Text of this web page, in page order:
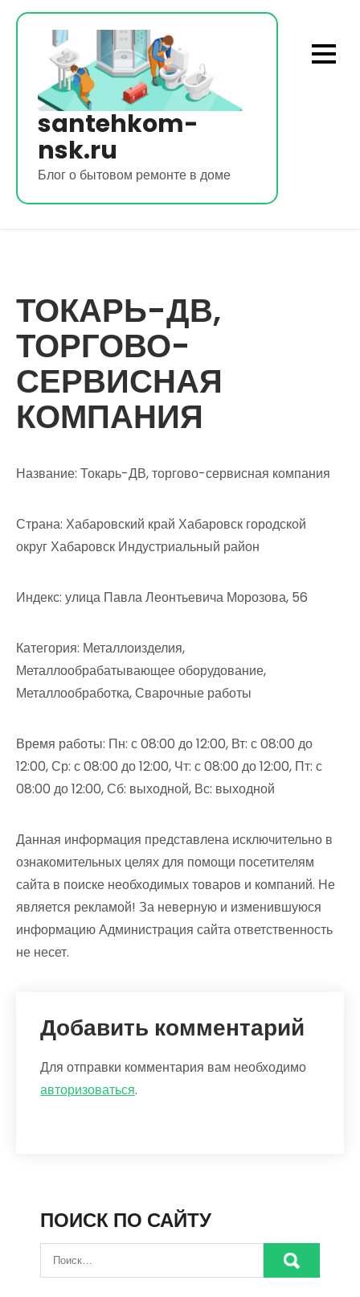
Перейти
содержимому
santehkom-
nsk.ru
Блог о бытовом ремонте в доме
ТОКАРЬ-ДВ,
ТОРГОВО-
СЕРВИСНАЯ
КОМПАНИЯ
Название: Токарь-ДВ, торгово-сервисная компания
Страна: Хабаровский край Хабаровск городской
округ Хабаровск Индустриальный район
Индекс: улица Павла Леонтьевича Морозова, 56
Категория: Металлоизделия,
Металлообрабатывающее оборудование,
Металлообработка, Сварочные работы
Время работы: Пн: с 08:00 до 12:00, Вт: с 08:00 до
12:00, Ср: с 08:00 до 12:00, Чт: с 08:00 до 12:00, Пт: с
08:00 до 12:00, Сб: выходной, Вс: выходной
Данная информация представлена исключительно в
ознакомительных целях для помощи посетителям
сайта в поиске необходимых товаров и компаний. Не
является рекламой! За неверную и изменившуюся
информацию Администрация сайта ответственность
не несет.
Добавить комментарий
Для отправки комментария вам необходимо
авторизоваться.
ПОИСК ПО САЙТУ